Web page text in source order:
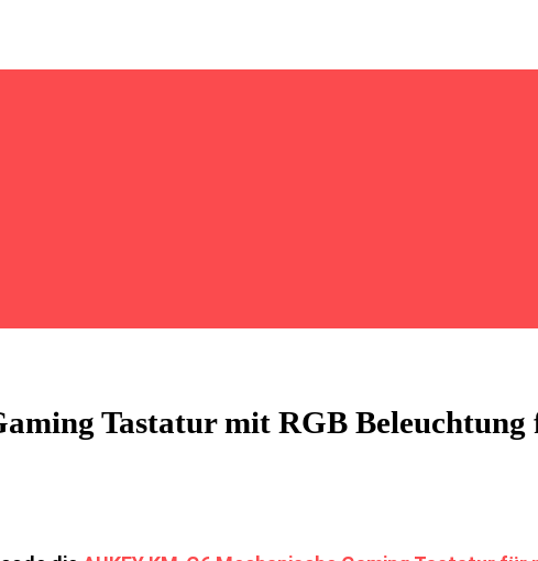
Tastatur mit RGB